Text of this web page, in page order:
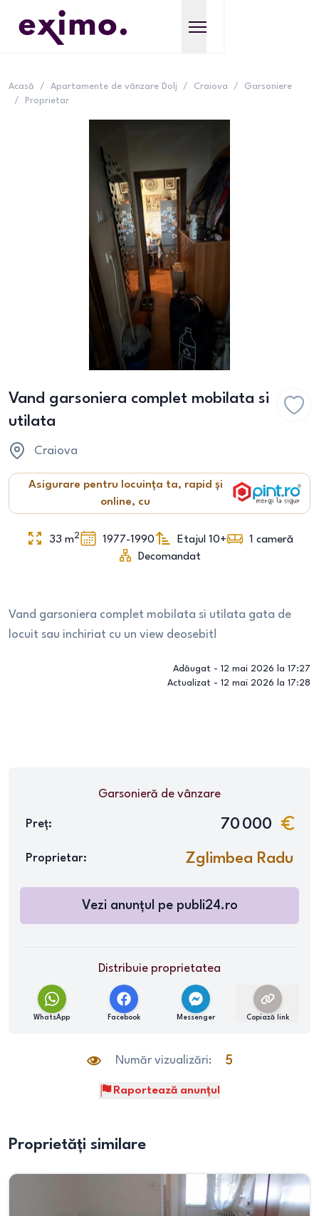
Acasă / Apartamente de vânzare Dolj / Craiova /
Garsoniere
/
Proprietar
Vand garsoniera complet mobilata si
utilata
Craiova
Asigurare pentru locuința ta, rapid și
online, cu
33 m2 1977-1990 Etajul 10+ 1 cameră
Decomandat
Vand garsoniera complet mobilata si utilata gata de
locuit sau inchiriat cu un view deosebit!
Adăugat - 12 mai 2026 la 17:27
Actualizat - 12 mai 2026 la 17:28
Garsonieră de vânzare
Preț: 70 000
Proprietar: Zglimbea Radu
Vezi anunțul pe publi24.ro
Distribuie proprietatea
WhatsApp Facebook Messenger Copiază link
Număr vizualizări: 5
Raportează anunțul
Proprietăți similare